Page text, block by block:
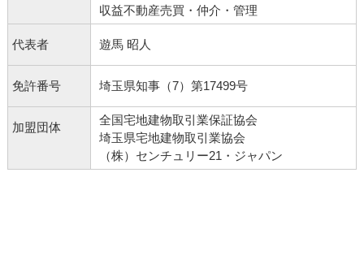
収益不動産売買・仲介・管理
代表者 遊馬 昭人
免許番号 埼玉県知事（7）第17499号
加盟団体
全国宅地建物取引業保証協会
埼玉県宅地建物取引業協会
（株）センチュリー21・ジャパン